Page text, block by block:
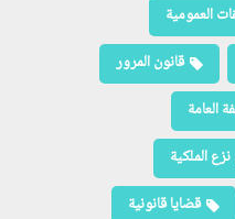
العمومية
قانون المرور
العامة
الملكية
قضايا قانونية